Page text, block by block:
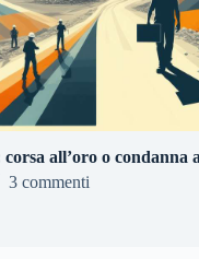
all’oro o condanna
3 commenti